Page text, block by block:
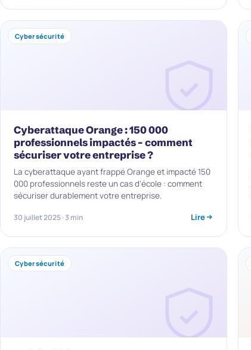
Cybersécurité
Cyberattaque Orange : 150 000
professionnels impactés – comment
sécuriser votre entreprise ?
La cyberattaque ayant frappé Orange et impacté 150
000 professionnels reste un cas d’école : comment
sécuriser durablement votre entreprise.
30 juillet 2025 · 3 min Lire
Cybersécurité